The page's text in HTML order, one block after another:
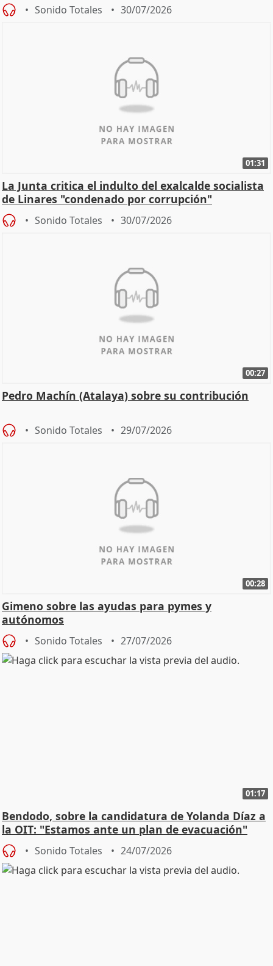
Sonido Totales 30/07/2026
01:31
La Junta critica el indulto del exalcalde socialista
de Linares "condenado por corrupción"
Sonido Totales 30/07/2026
00:27
Pedro Machín (Atalaya) sobre su contribución
Sonido Totales 29/07/2026
00:28
Gimeno sobre las ayudas para pymes y
autónomos
Sonido Totales 27/07/2026
01:17
Bendodo, sobre la candidatura de Yolanda Díaz a
la OIT: "Estamos ante un plan de evacuación"
Sonido Totales 24/07/2026